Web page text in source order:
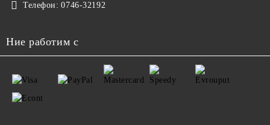
Телефон: 0746-32192
Ние работим с